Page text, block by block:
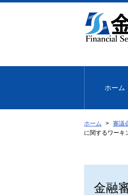
文
移
ホーム
ホーム 審議
に関するワーキ
金融